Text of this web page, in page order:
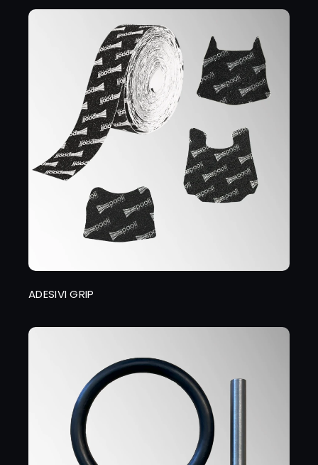
ADESIVI GRIP